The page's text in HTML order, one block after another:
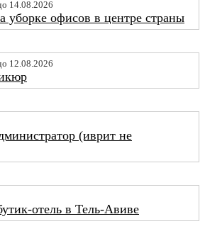
14.08.2026
уборке офисов в центре страны
12.08.2026
(иврит не
отель в Тель-Авиве